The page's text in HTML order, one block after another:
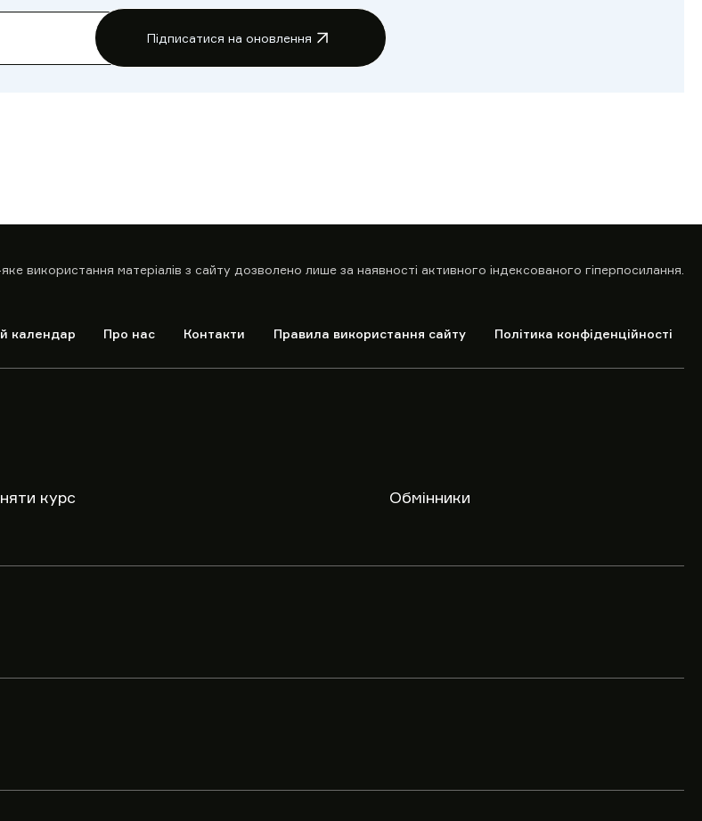
Підписатися на оновлення
використання матеріалів з сайту дозволено лише за наявності активного індексованого гіперпосилання.
календар Про нас Контакти Правила використання сайту Політика конфіденційності
курс
Обмінники